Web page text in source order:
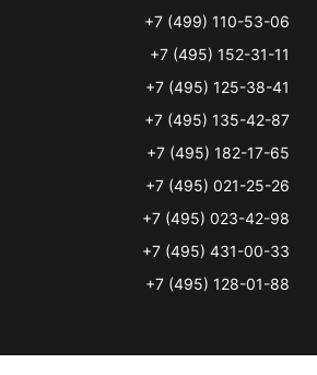
+7 (499) 110-53-06
+7 (495) 152-31-11
+7 (495) 125-38-41
+7 (495) 135-42-87
+7 (495) 182-17-65
+7 (495) 021-25-26
+7 (495) 023-42-98
+7 (495) 431-00-33
+7 (495) 128-01-88